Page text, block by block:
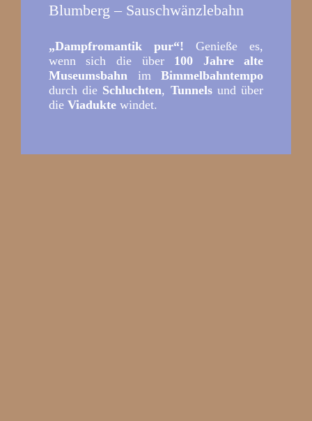
Blumberg – Sauschwänzlebahn
„Dampfromantik pur“! Genieße es,
wenn sich die über 100 Jahre alte
Museumsbahn imBimmelbahntempo
durch die Schluchten, Tunnelsund über
die Viaduktewindet.